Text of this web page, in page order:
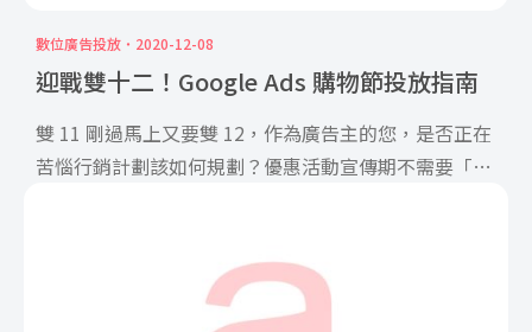
數位廣告投放 2020-12-08
迎戰雙十二！Google Ads 購物節投放指南
雙 11 剛過馬上又要雙 12，作為廣告主的您，是否正在
苦惱行銷計劃該如何規劃？優惠活動宣傳期不需要「憑